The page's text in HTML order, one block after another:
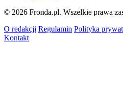
© 2026 Fronda.pl. Wszelkie prawa
O redakcji Regulamin Polityka
Kontakt